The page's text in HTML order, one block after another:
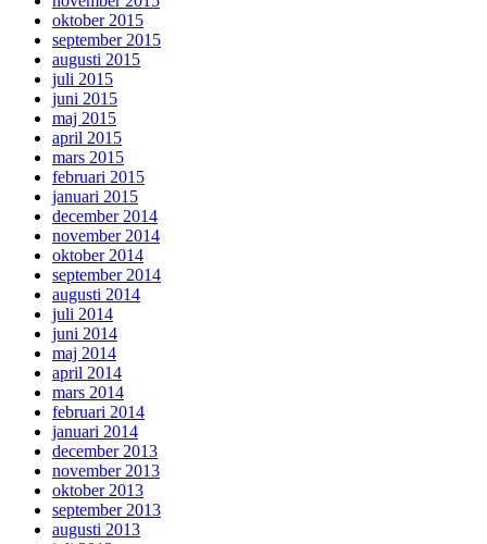
oktober 2015
september 2015
augusti 2015
juli 2015
juni 2015
maj 2015
april 2015
mars 2015
februari 2015
januari 2015
december 2014
november 2014
oktober 2014
september 2014
augusti 2014
juli 2014
juni 2014
maj 2014
april 2014
mars 2014
februari 2014
januari 2014
december 2013
november 2013
oktober 2013
september 2013
augusti 2013